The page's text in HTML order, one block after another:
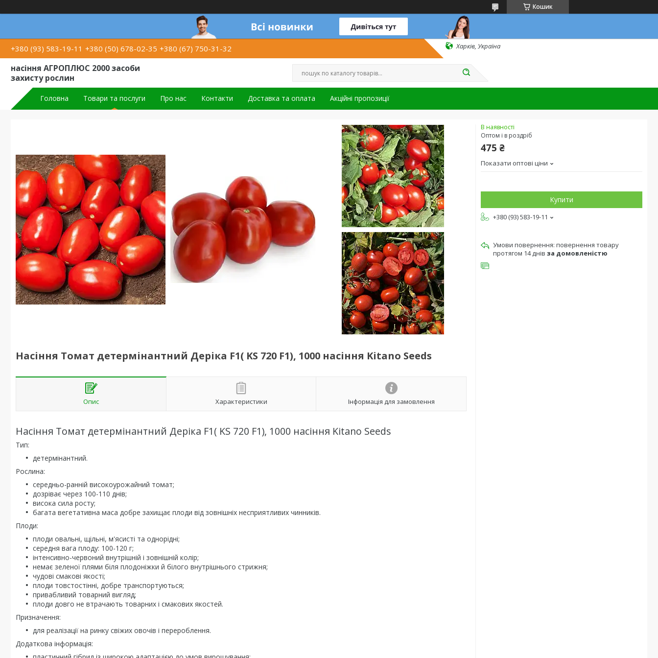
Кошик
+380 (93) 583-19-11 +380 (50) 678-02-35 +380 (67) 750-31-32 Харків, Україна
насіння АГРОПЛЮС 2000 засоби
захисту рослин
Головна Товари та послуги Про нас Контакти Доставка та оплата Акційні пропозиції
Насіння Томат детермінантний Деріка F1( KS 720 F1), 1000 насіння Kitano Seeds
Опис Характеристики Інформація для замовлення
Насіння Томат детермінантний Деріка F1( KS 720 F1), 1000 насіння Kitano Seeds
Тип:
детермінантний.
Рослина:
середньо-ранній високоурожайний томат;
дозріває через 100-110 днів;
висока сила росту;
багата вегетативна маса добре захищає плоди від зовнішніх несприятливих чинників.
Плоди:
плоди овальні, щільні, м'ясисті та однорідні;
середня вага плоду: 100-120 г;
інтенсивно-червоний внутрішній і зовнішній колір;
немає зеленої плями біля плодоніжки й білого внутрішнього стрижня;
чудові смакові якості;
плоди товстостінні, добре транспортуються;
привабливий товарний вигляд;
плоди довго не втрачають товарних і смакових якостей.
Призначення:
для реалізації на ринку свіжих овочів і перероблення.
Додаткова інформація:
В наявності
Оптом і в роздріб
475 ₴
Показати оптові ціни
Купити
+380 (93) 583-19-11
повернення товару
протягом 14 днів за домовленістю